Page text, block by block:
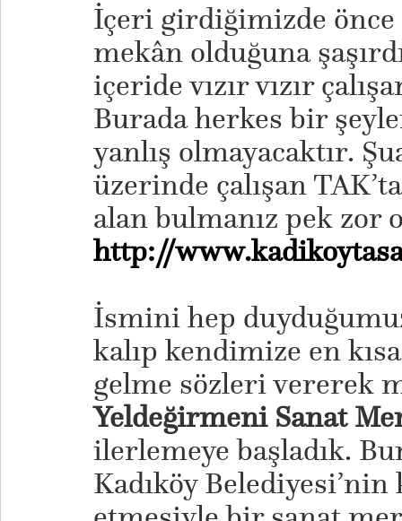
İçeri girdiğimizde
mekân olduğuna
içeride vızır vızır
Burada herkes bir
yanlış olmayacaktır.
üzerinde çalışan
alan bulmanız pek zor
http://
İsmini hep
kalıp kendimize en
gelme sözleri vererek
Yeldeğirmeni Sanat
ilerlemeye başladık.
Kadıköy